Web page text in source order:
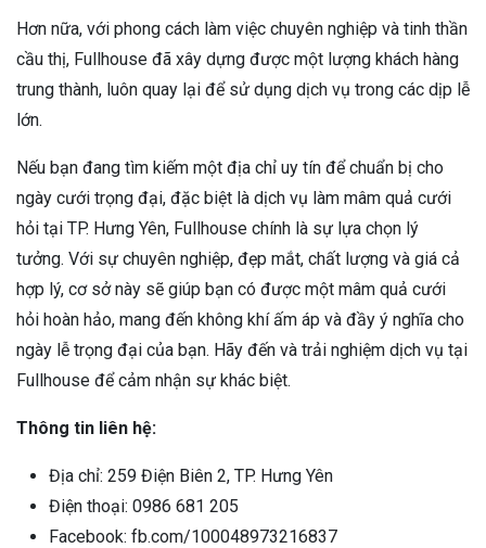
Hơn nữa, với phong cách làm việc chuyên nghiệp và tinh thần
cầu thị, Fullhouse đã xây dựng được một lượng khách hàng
trung thành, luôn quay lại để sử dụng dịch vụ trong các dịp lễ
lớn.
Nếu bạn đang tìm kiếm một địa chỉ uy tín để chuẩn bị cho
ngày cưới trọng đại, đặc biệt là dịch vụ làm mâm quả cưới
hỏi tại TP. Hưng Yên, Fullhouse chính là sự lựa chọn lý
tưởng. Với sự chuyên nghiệp, đẹp mắt, chất lượng và giá cả
hợp lý, cơ sở này sẽ giúp bạn có được một mâm quả cưới
hỏi hoàn hảo, mang đến không khí ấm áp và đầy ý nghĩa cho
ngày lễ trọng đại của bạn. Hãy đến và trải nghiệm dịch vụ tại
Fullhouse để cảm nhận sự khác biệt.
Thông tin liên hệ:
Địa chỉ: 259 Điện Biên 2, TP. Hưng Yên
Điện thoại: 0986 681 205
Facebook: fb.com/100048973216837